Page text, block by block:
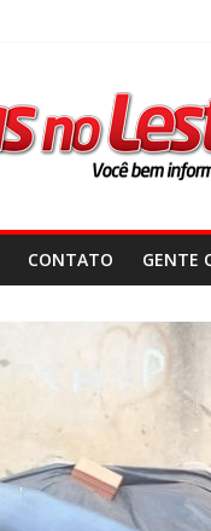
CONTATO GENTE